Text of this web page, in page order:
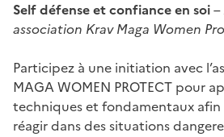
Self défense et confiance en soi–
association Krav Maga Women
Participez à une initiation avec
MAGA WOMEN PROTECT pour
techniques et fondamentaux
réagir dans des situations